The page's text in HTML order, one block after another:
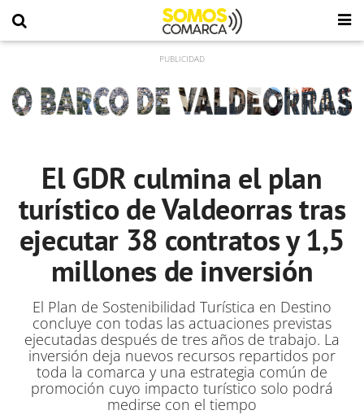
El GDR culmina el plan
turístico de Valdeorras tras
ejecutar 38 contratos y 1,5
millones de inversión
El Plan de Sostenibilidad Turística en Destino
concluye con todas las actuaciones previstas
ejecutadas después de tres años de trabajo. La
inversión deja nuevos recursos repartidos por
toda la comarca y una estrategia común de
promoción cuyo impacto turístico solo podrá
medirse con el tiempo